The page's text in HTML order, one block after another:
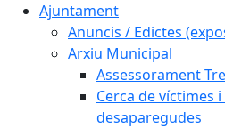
Ajuntament
Anuncis / Edictes
Arxiu Municipal
Assessorament
Cerca de víctimes
desaparegudes